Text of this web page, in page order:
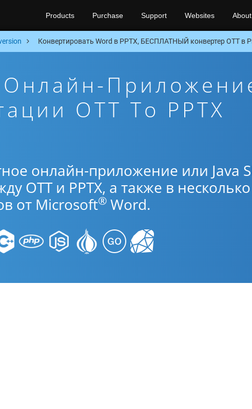
Products Purchase Support Websites About
Конвертировать Word в PPTX, БЕСПЛАТНЫЙ конвертер OTT в
Онлайн-
OTT To PPTX
онлайн-приложение или Java
OTT и PPTX, а также в несколько
от Microsoft® Word.